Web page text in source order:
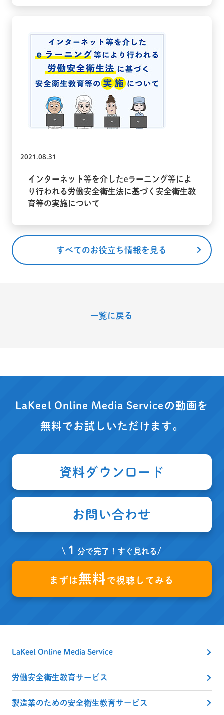
2021.08.31
インターネット等を介したeラーニング等によ
り行われる労働安全衛生法に基づく安全衛生教
育等の実施について
すべてのお役立ち情報を見る
一覧に戻る
LaKeel Online Media Serviceの動画を
無料でお試しいただけます。
資料ダウンロード
お問い合わせ
\ １分で完了！すぐ見れる/
まずは無料 で視聴してみる
LaKeel Online Media Service
労働安全衛生教育サービス
製造業のための安全衛生教育サービス